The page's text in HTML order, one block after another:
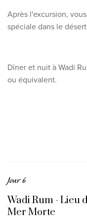
Après l'excursion,
spéciale dans le
Dîner et nuit à Wadi
ou équivalent.
Jour 6
Wadi Rum - Lieu
Mer Morte